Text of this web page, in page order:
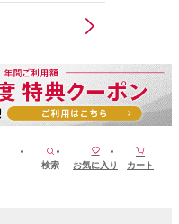
検索 お気に入り カート